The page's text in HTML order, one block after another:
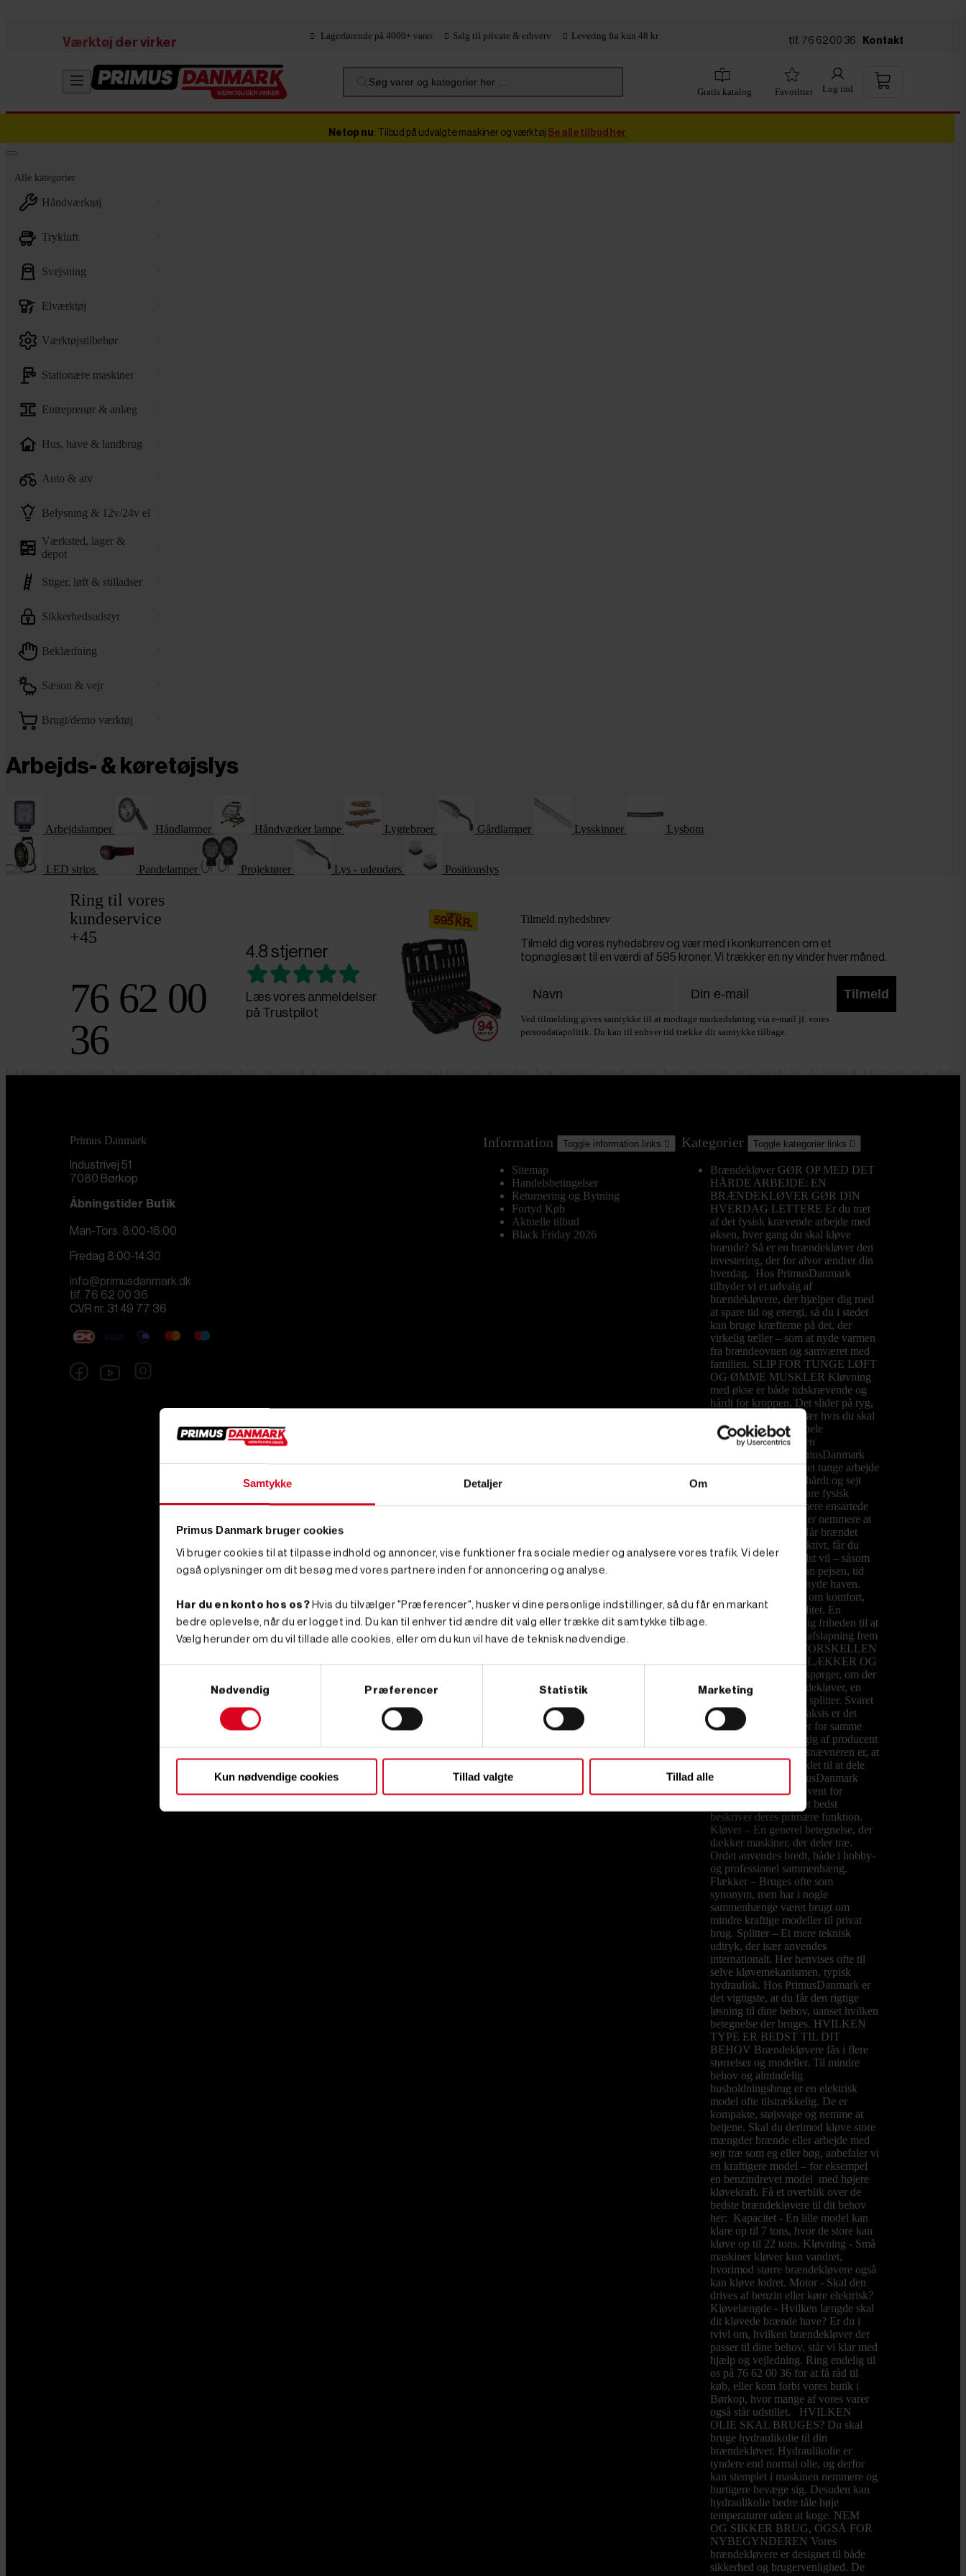
Samtykke Detaljer Om
Primus Danmark bruger cookies
Vi bruger cookies til at tilpasse indhold og annoncer, vise funktioner fra sociale medier og analysere vores trafik. Vi deler
også oplysninger om dit besøg med vores partnere inden for annoncering og analyse.
Har du en konto hos os? Hvis du tilvælger "Præferencer", husker vi dine personlige indstillinger, så du får en markant
bedre oplevelse, når du er logget ind. Du kan til enhver tid ændre dit valg eller trække dit samtykke tilbage.
Vælg herunder om du vil tillade alle cookies, eller om du kun vil have de teknisk nødvendige.
Nødvendig Præferencer Statistik Marketing
Kun nødvendige cookies Tillad valgte Tillad alle
Værktøj der virker
Lagerførende på 4000+ varer Salg til private & erhverv Levering fra kun 48 kr tlf. 76 62 00 36 Kontakt
Søg varer og kategorier her ...
Gratis katalog Favoritter Log ind
Netop nu: Tilbud på udvalgte maskiner og værktøj Se alle tilbud her
Alle kategorier
håndværktøj
trykluft
svejsning
elværktøj
værktøjstilbehør
stationære maskiner
entreprenør & anlæg
hus, have & landbrug
auto & atv
belysning & 12v/24v el
værksted, lager &
depot
stiger, løft & stilladser
sikkerhedsudstyr
beklædning
sæson & vejr
brugt/demo værktøj
Arbejds- & køretøjslys
Arbejdslamper Håndlamper Håndværker lampe Lygtebroer Gårdlamper Lysskinner Lysbom
LED strips Pandelamper Projektører Lys - udendørs Positionslys
Ring til vores
kundeservice
+45
76 62 00
36
4.8 stjerner
Læs vores anmeldelser
på Trustpilot
Tilmeld nyhedsbrev
Tilmeld dig vores nyhedsbrev og vær med i konkurrencen om et
topnøglesæt til en værdi af 595 kroner. Vi trækker en ny vinder hver måned.
Tilmeld
Ved tilmelding gives samtykke til at modtage markedsføring via e-mail jf. vores
persondatapolitik. Du kan til enhver tid trække dit samtykke tilbage.
Primus Danmark
Industrivej 51
7080 Børkop
Åbningstider Butik
Man-Tors. 8:00-16:00
Fredag 8:00-14:30
info@primusdanmark.dk
tlf. 76 62 00 36
CVR nr. 31 49 77 36
Information Toggle information links 
Sitemap
Handelsbetingelser
Returnering og Bytning
Fortyd Køb
Aktuelle tilbud
Black Friday 2026
Kategorier Toggle kategorier links 
Brændekløver GØR OP MED DET
HÅRDE ARBEJDE: EN
BRÆNDEKLØVER GØR DIN
HVERDAG LETTERE Er du træt
af det fysisk krævende arbejde med
øksen, hver gang du skal kløve
brænde? Så er en brændekløver den
investering, der for alvor ændrer din
hverdag. Hos PrimusDanmark
tilbyder vi et udvalg af
brændekløvere, der hjælper dig med
at spare tid og energi, så du i stedet
kan bruge kræfterne på det, der
virkelig tæller – som at nyde varmen
fra brændeovnen og samværet med
familien. SLIP FOR TUNGE LØFT
OG ØMME MUSKLER Kløvning
med økse er både tidskrævende og
hårdt for kroppen. Det slider på ryg,
skuldre og hænder, især hvis du skal
forberede brænde til hele
vintersæsonen. Med en
brændekløver fra PrimusDanmark
overtager maskinen det tunge arbejde
og kløver nemt både hårdt og sejt
træ. Du sparer ikke bare fysisk
kræfter, du får også mere ensartede
stykker brænde, som er nemmere at
stable og opbevare. Når brændet
kløves hurtigt og effektivt, får du
mere tid til det, du helst vil – såsom
hyggelige aftener foran pejsen, tid
med børnene eller at nyde haven.
Det handler ikke kun om komfort,
men også om livskvalitet. En
brændekløver giver dig friheden til at
bruge weekenden på afslapning frem
for slid. HVAD ER FORSKELLEN
PÅ EN KLØVER, FLÆKKER OG
SPLITTER? Mange spørger, om der
er forskel på en brændekløver, en
brændeflækker og en splitter. Svaret
er både ja og nej. I praksis er det
forskellige betegnelser for samme
type maskine, afhængig af producent
og brugssprog. Fællesnævneren er, at
alle maskiner er udviklet til at dele
træstykker. Hos PrimusDanmark
kalder vi dem konsekvent for
brændekløvere, da det bedst
beskriver deres primære funktion.
Kløver – En generel betegnelse, der
dækker maskiner, der deler træ.
Ordet anvendes bredt, både i hobby-
og professionel sammenhæng.
Flækker – Bruges ofte som
synonym, men har i nogle
sammenhænge været brugt om
mindre kraftige modeller til privat
brug. Splitter – Et mere teknisk
udtryk, der især anvendes
internationalt. Her henvises ofte til
selve kløvemekanismen, typisk
hydraulisk. Hos PrimusDanmark er
det vigtigste, at du får den rigtige
løsning til dine behov, uanset hvilken
betegnelse der bruges. HVILKEN
TYPE ER BEDST TIL DIT
BEHOV Brændekløvere fås i flere
størrelser og modeller. Til mindre
behov og almindelig
husholdningsbrug er en elektrisk
model ofte tilstrækkelig. De er
kompakte, støjsvage og nemme at
betjene. Skal du derimod kløve store
mængder brænde eller arbejde med
sejt træ som eg eller bøg, anbefaler vi
en kraftigere model – for eksempel
en benzindrevet model med højere
kløvekraft. Få et overblik over de
bedste brændekløvere til dit behov
her: Kapacitet - En lille model kan
klare op til 7 tons, hvor de store kan
kløve op til 22 tons. Kløvning - Små
maskiner kløver kun vandret,
hvorimod større brændekløvere også
kan kløve lodret. Motor - Skal den
drives af benzin eller køre elektrisk?
Kløvelængde - Hvilken længde skal
dit kløvede brænde have? Er du i
tvivl om, hvilken brændekløver der
passer til dine behov, står vi klar med
hjælp og vejledning. Ring endelig til
os på 76 62 00 36 for at få råd til
køb, eller kom forbi vores butik i
Børkop, hvor mange af vores varer
også står udstillet. HVILKEN
OLIE SKAL BRUGES? Du skal
bruge hydraulikolie til din
brændekløver. Hydraulikolie er
tyndere end normal olie, og derfor
kan stemplet i maskinen nemmere og
hurtigere bevæge sig. Desuden kan
hydraulikolie bedre tåle høje
temperaturer uden at koge. NEM
OG SIKKER BRUG, OGSÅ FOR
NYBEGYNDEREN Vores
brændekløvere er designet til både
sikkerhed og brugervenlighed. De